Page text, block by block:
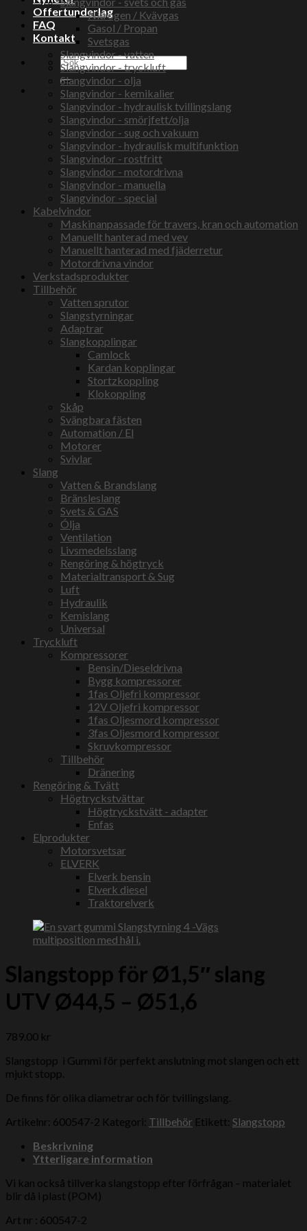
Offertunderlag
FAQ
Kontakt
Sök
efter:
Nitrogen / Kvävgas
Gasol / Propan
Svetsgas
Slangvindor - vatten
Slangvindor - tryckluft
Slangvindor - olja
Slangvindor - kemikalier
Slangvindor - hydraulisk tvillingslang
Slangvindor - smörjfett/olja
Slangvindor - sug och vakuum
Slangvindor - hydraulisk multifunktion
Slangvindor - rostfritt
Slangvindor - motordrivna
Slangvindor - manuella
Slangvindor - special
Kabelvindor
Maskinanpassade för travers, kran och automation
Manuellt hanterad med vev
Manuellt hanterad med fjäderretur
Motordrivna vindor
Verkstadsprodukter
Tillbehör
Vatten sprutor
Slangstyrningar
Adaptrar
Slangkopplingar
Camlock
Kardan kopplingar
Stortzkoppling
Klokoppling
Skåp
Svängbara fästen
Automation / El
Motorer
Svivlar
Slang
Vatten & Brandslang
Bränsleslang
Svets & GAS
Ólja
Ventilation
Livsmedelsslang
Rengöring & högtryck
Materialtransport & Sug
Luft
Hydraulik
Kemislang
Universal
Tryckluft
Kompressorer
Bensin/Dieseldrivna
Bygg kompressorer
1fas Oljefri kompressor
12V Oljefri kompressor
1fas Oljesmord kompressor
3fas Oljesmord kompressor
Skruvkompressor
Tillbehör
Dränering
Rengöring & Tvätt
Högtryckstvättar
Högtryckstvätt - adapter
Enfas
Elprodukter
Motorsvetsar
ELVERK
Elverk bensin
Elverk diesel
Traktorelverk
Slangstopp för Ø1,5″ slang
UTV Ø44,5 – Ø51,6
789.00 kr
Slangstopp i Gummi för perfekt anslutning mot slangen och ett
mjukt stopp.
De finns för olika diametrar och för tvillingslang.
Artikelnr: 600547-2 Kategori: Tillbehör Etikett: Slangstopp
Beskrivning
Ytterligare information
Vi kan också tillverka slangstopp efter förfrågan – materialet
blir då i plast (POM)
Art nr : 600547-2